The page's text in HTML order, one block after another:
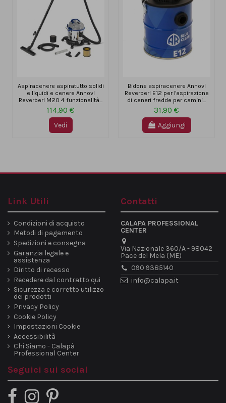
Aspiracenere aspiratutto solidi
e liquidi e cenere Annovi
Reverberi M20 4 funzionalità...
114,90 €
Vedi
Bidone aspiracenere Annovi
Reverberi E12 per l'aspirazione
di ceneri fredde per camini...
31,90 €
Aggiungi
Link Utili
Condizioni di acquisto
Metodi di pagamento
Spedizioni e consegna
Garanzia legale e
assistenza
Diritto di recesso
Recedere dal contratto qui
Sicurezza e corretto utilizzo
dei prodotti
Privacy Policy
Cookie Policy
Impostazioni Cookie
Accessibilità
Chi Siamo - Calapà
Professional Center
Contatti
CALAPA PROFESSIONAL
CENTER
Via Nazionale 360/A - 98042
Pace del Mela (ME)
090 9385140
info@calapa.it
Seguici sui social